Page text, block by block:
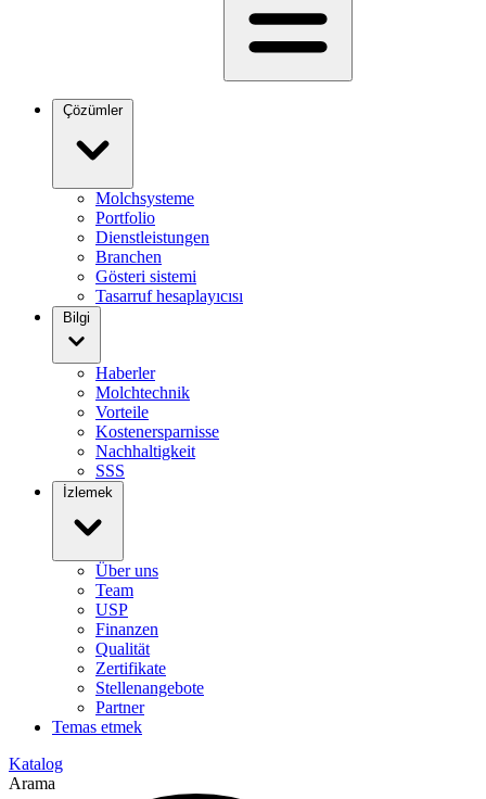
Çözümler
Molchsysteme
Portfolio
Dienstleistungen
Branchen
Gösteri sistemi
Tasarruf hesaplayıcısı
Bilgi
Haberler
Molchtechnik
Vorteile
Kostenersparnisse
Nachhaltigkeit
SSS
İzlemek
Über uns
Team
USP
Finanzen
Qualität
Zertifikate
Stellenangebote
Partner
Temas etmek
Katalog
Arama